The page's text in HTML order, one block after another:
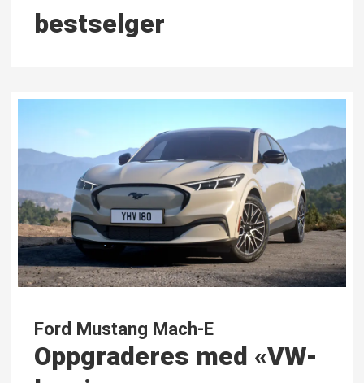
bestselger
Ford Mustang Mach-E
Oppgraderes med «VW-